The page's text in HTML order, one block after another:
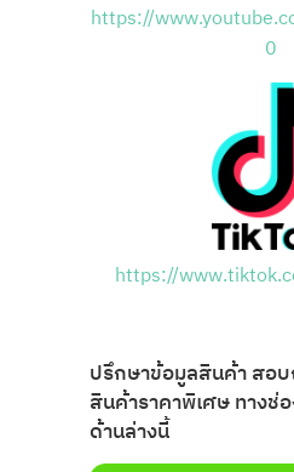
https://
0
https://
ปรึกษาข้อมูลสินค้า สอบ
สินค้าราคาพิเศษ ทางช่
ด้านล่างนี้